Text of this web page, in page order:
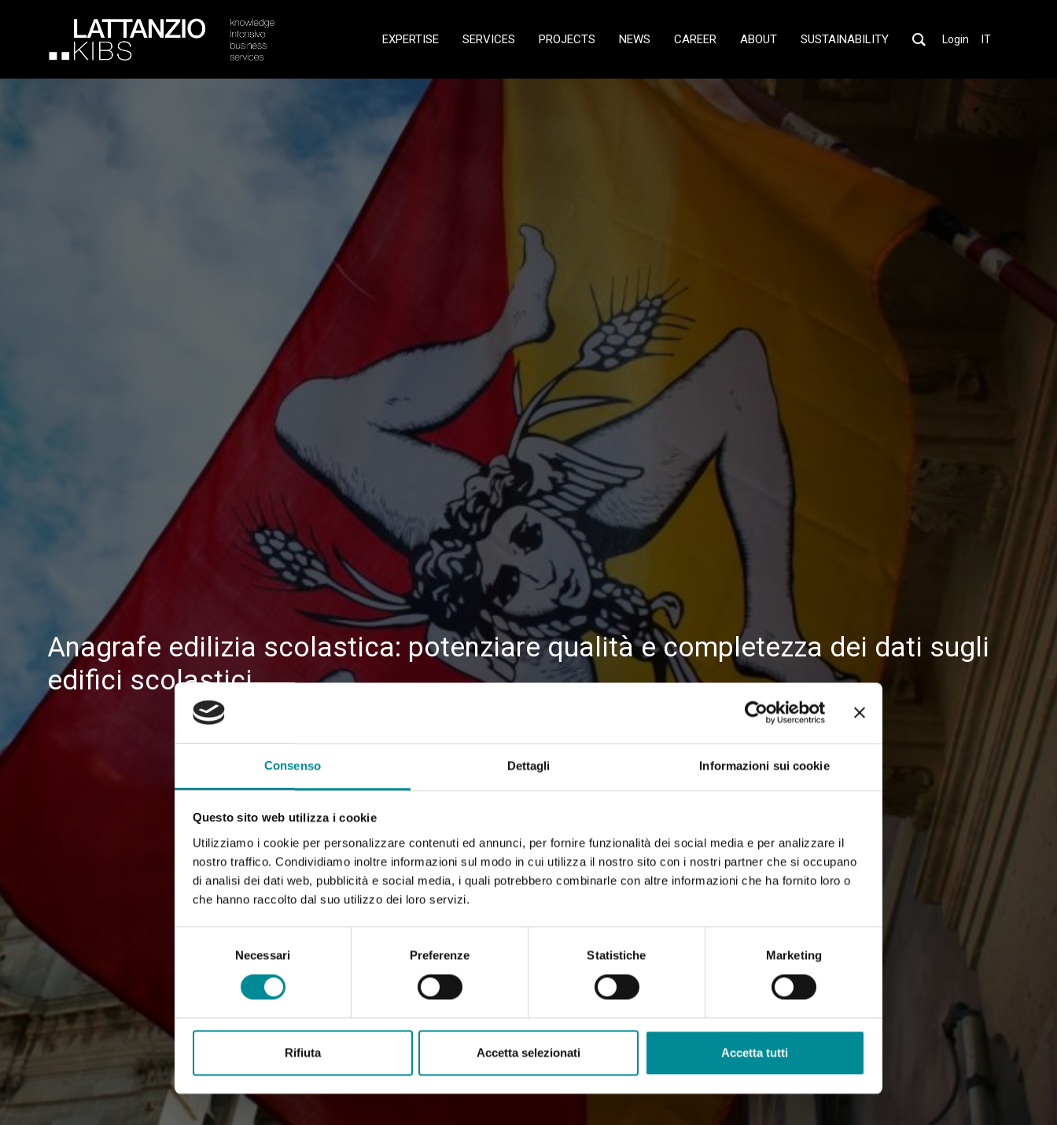
Consenso Dettagli Informazioni sui cookie
Questo sito web utilizza i cookie
Utilizziamo i cookie per personalizzare contenuti ed annunci, per fornire funzionalità dei social media e per analizzare il
nostro traffico. Condividiamo inoltre informazioni sul modo in cui utilizza il nostro sito con i nostri partner che si occupano
di analisi dei dati web, pubblicità e social media, i quali potrebbero combinarle con altre informazioni che ha fornito loro o
che hanno raccolto dal suo utilizzo dei loro servizi.
Necessari Preferenze Statistiche Marketing
Rifiuta Accetta selezionati Accetta tutti
EXPERTISE SERVICES PROJECTS NEWS CAREER ABOUT SUSTAINABILITY Login IT
Anagrafe edilizia scolastica: potenziare qualità e completezza dei dati sugli
edifici scolastici